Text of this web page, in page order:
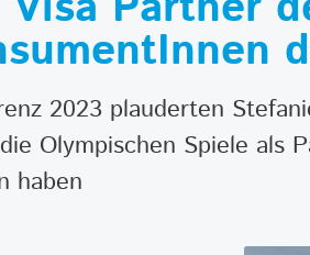
2023 plauderten
Olympischen Spiele als
haben